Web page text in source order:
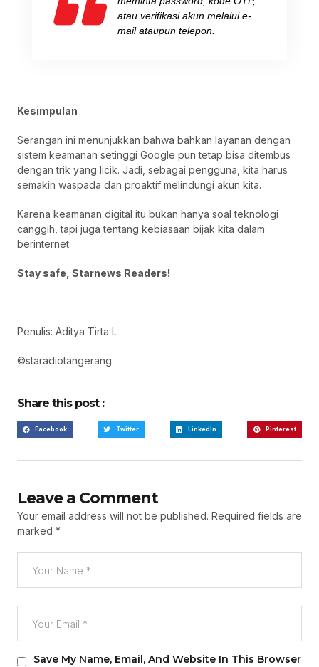
atau verifikasi akun melalui e-
mail ataupun telepon.
Kesimpulan
Serangan ini menunjukkan bahwa bahkan layanan dengan
sistem keamanan setinggi Google pun tetap bisa ditembus
dengan trik yang licik. Jadi, sebagai pengguna, kita harus
semakin waspada dan proaktif melindungi akun kita.
Karena keamanan digital itu bukan hanya soal teknologi
canggih, tapi juga tentang kebiasaan bijak kita dalam
berinternet.
Stay safe, Starnews Readers!
Penulis: Aditya Tirta L
©staradiotangerang
Share this post :
Facebook Twitter LinkedIn Pinterest
Leave a Comment
Your email address will not be published. Required fields are
marked *
Save My Name, Email, And Website In This Browser